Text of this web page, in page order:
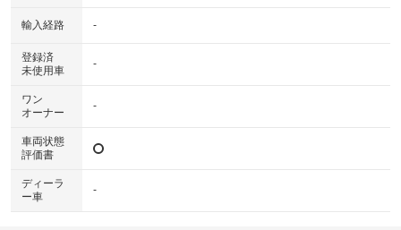
輸入経路 -
登録済
未使用車
-
ワン
オーナー
-
車両状態
評価書
ディーラ
ー車
-